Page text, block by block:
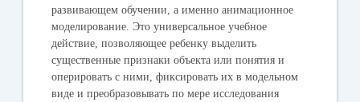
развивающем обучении, а именно анимационное
моделирование. Это универсальное учебное
действие, позволяющее ребенку выделить
существенные признаки объекта или понятия и
оперировать с ними, фиксировать их в модельном
виде и преобразовывать по мере исследования